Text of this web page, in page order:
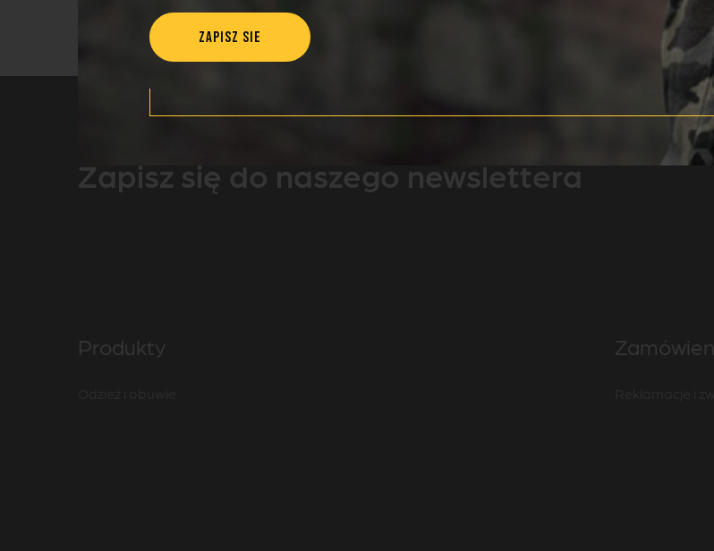
Zapisz się do naszego newslettera
Produkty
Zapisz sie